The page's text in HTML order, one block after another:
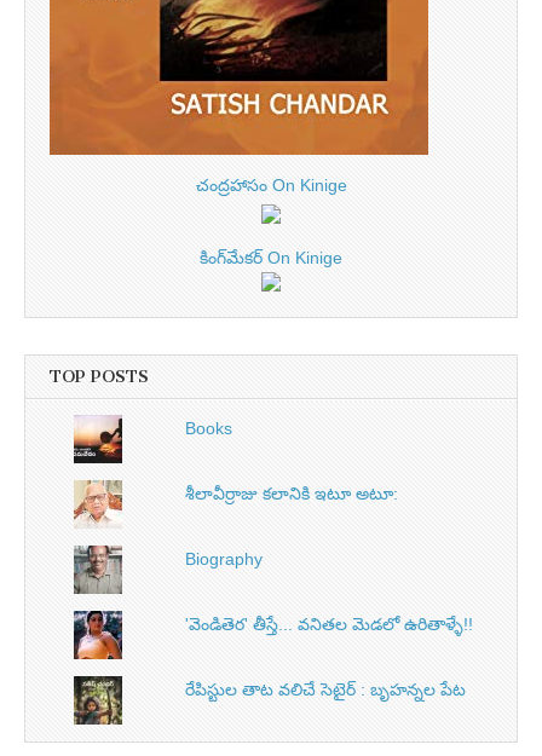
చంద్రహాసం On Kinige
కింగ్‌మేకర్ On Kinige
TOP POSTS
Books
శీలావీర్రాజు కలానికి ఇటూ అటూ:
Biography
'వెండితెర' తీస్తే... వనితల మెడలో ఉరితాళ్ళే!!
రేపిస్టుల తాట వలిచే సెటైర్ : బృహన్నల పేట